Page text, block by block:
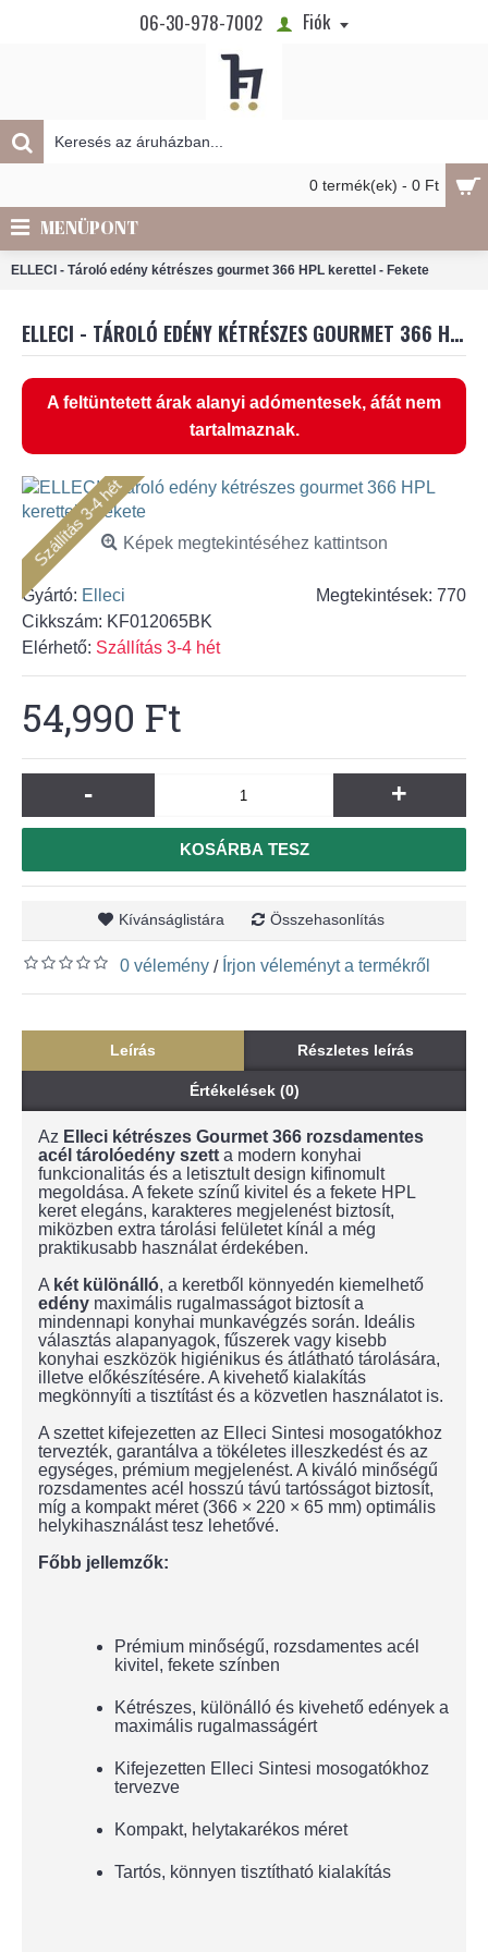
06-30-978-7002 Fiók
0 termék(ek) - 0 Ft
MENÜPONT
ELLECI - Tároló edény kétrészes gourmet 366 HPL kerettel - Fekete
ELLECI - TÁROLÓ EDÉNY KÉTRÉSZES GOURMET 366 HPL KERETTEL - FEKETE
A feltüntetett árak alanyi adómentesek, áfát nem
tartalmaznak.
Szállítás 3-4 hétKépek megtekintéséhez kattintson
Megtekintések: 770
Gyártó: Elleci
Cikkszám: KF012065BK
Elérhető: Szállítás 3-4 hét
54,990 Ft
- +
KOSÁRBA TESZ
Kívánságlistára Összehasonlítás
0 vélemény / Írjon véleményt a termékről
Leírás Részletes leírás
Értékelések (0)
Az Elleci kétrészes Gourmet 366 rozsdamentes
acél tárolóedény szett a modern konyhai
funkcionalitás és a letisztult design kifinomult
megoldása. A fekete színű kivitel és a fekete HPL
keret elegáns, karakteres megjelenést biztosít,
miközben extra tárolási felületet kínál a még
praktikusabb használat érdekében.
A két különálló, a keretből könnyedén kiemelhető
edény maximális rugalmasságot biztosít a
mindennapi konyhai munkavégzés során. Ideális
választás alapanyagok, fűszerek vagy kisebb
konyhai eszközök higiénikus és átlátható tárolására,
illetve előkészítésére. A kivehető kialakítás
megkönnyíti a tisztítást és a közvetlen használatot is.
A szettet kifejezetten az Elleci Sintesi mosogatókhoz
tervezték, garantálva a tökéletes illeszkedést és az
egységes, prémium megjelenést. A kiváló minőségű
rozsdamentes acél hosszú távú tartósságot biztosít,
míg a kompakt méret (366 × 220 × 65 mm) optimális
helykihasználást tesz lehetővé.
Főbb jellemzők:
Prémium minőségű, rozsdamentes acél
kivitel, fekete színben
Kétrészes, különálló és kivehető edények a
maximális rugalmasságért
Kifejezetten Elleci Sintesi mosogatókhoz
tervezve
Kompakt, helytakarékos méret
Tartós, könnyen tisztítható kialakítás